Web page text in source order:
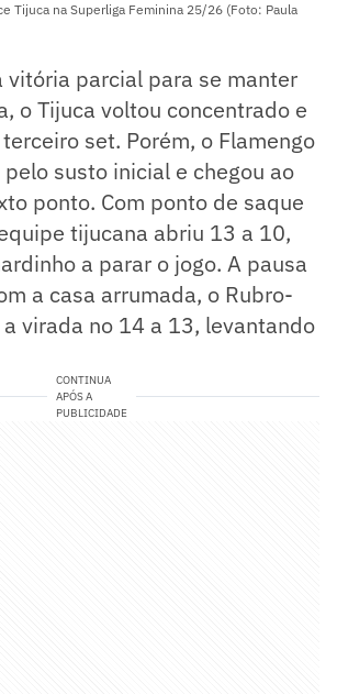
Tijuca na Superliga Feminina 25/26 (Foto: Paula
vitória parcial para se manter
o Tijuca voltou concentrado e
set. Porém, o Flamengo
susto inicial e chegou ao
ponto. Com ponto de saque
tijucana abriu 13 a 10,
a parar o jogo. A pausa
a casa arrumada, o Rubro-
virada no 14 a 13, levantando
CONTINUA
APÓS A
PUBLICIDADE